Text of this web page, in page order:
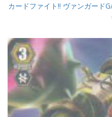
カードファイト!! ヴァンガード